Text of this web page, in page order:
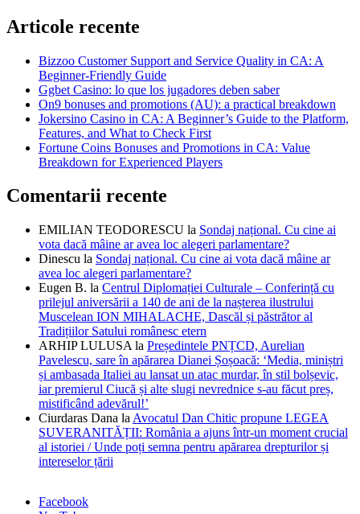
Articole recente
Bizzoo Customer Support and Service Quality in CA: A
Beginner-Friendly Guide
Ggbet Casino: lo que los jugadores deben saber
On9 bonuses and promotions (AU): a practical breakdown
Jokersino Casino in CA: A Beginner’s Guide to the Platform,
Features, and What to Check First
Fortune Coins Bonuses and Promotions in CA: Value
Breakdown for Experienced Players
Comentarii recente
EMILIAN TEODORESCU la Sondaj național. Cu cine ai
vota dacă mâine ar avea loc alegeri parlamentare?
Dinescu la Sondaj național. Cu cine ai vota dacă mâine ar
avea loc alegeri parlamentare?
Eugen B. la Centrul Diplomației Culturale – Conferință cu
prilejul aniversării a 140 de ani de la nașterea ilustrului
Muscelean ION MIHALACHE, Dascăl și păstrător al
Tradițiilor Satului românesc etern
ARHIP LULUSA la Președintele PNȚCD, Aurelian
Pavelescu, sare în apărarea Dianei Șoșoacă: ‘Media, miniștri
și ambasada Italiei au lansat un atac murdar, în stil bolșevic,
iar premierul Ciucă și alte slugi nevrednice s-au făcut preș,
mistificând adevărul!’
Ciurdaras Dana la Avocatul Dan Chitic propune LEGEA
SUVERANITĂȚII: România a ajuns într-un moment crucial
al istoriei / Unde poți semna pentru apărarea drepturilor și
intereselor țării
Facebook